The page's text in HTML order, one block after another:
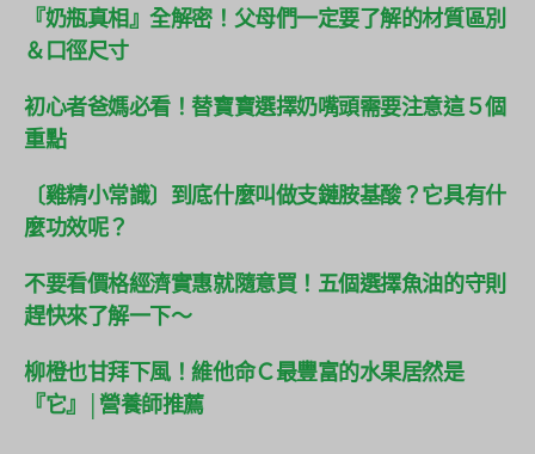
『奶瓶真相』全解密！父母們一定要了解的材質區別
＆口徑尺寸
初心者爸媽必看！替寶寶選擇奶嘴頭需要注意這５個
重點
〔雞精小常識〕到底什麼叫做支鏈胺基酸？它具有什
麼功效呢？
不要看價格經濟實惠就隨意買！五個選擇魚油的守則
趕快來了解一下～
柳橙也甘拜下風！維他命Ｃ最豐富的水果居然是
『它』│營養師推薦